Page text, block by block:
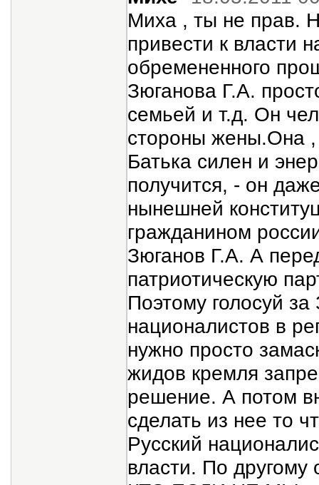
Миха , ты не прав.
привести к власти
обремененного
Зюганова Г.А.
семьей и т.д. Он
стороны жены.Она ,
Батька силен и
получится, - он
нынешней
гражданином
Зюганов Г.А. А
патриотическую
Поэтому голосуй
националистов в
нужно просто
жидов кремля
решение. А потом
сделать из нее то
Русский
власти. По другому